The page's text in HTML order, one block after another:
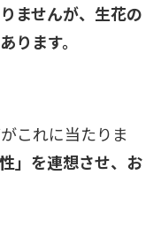
ませんが、生花の
ります。
これに当たりま
」を連想させ、お